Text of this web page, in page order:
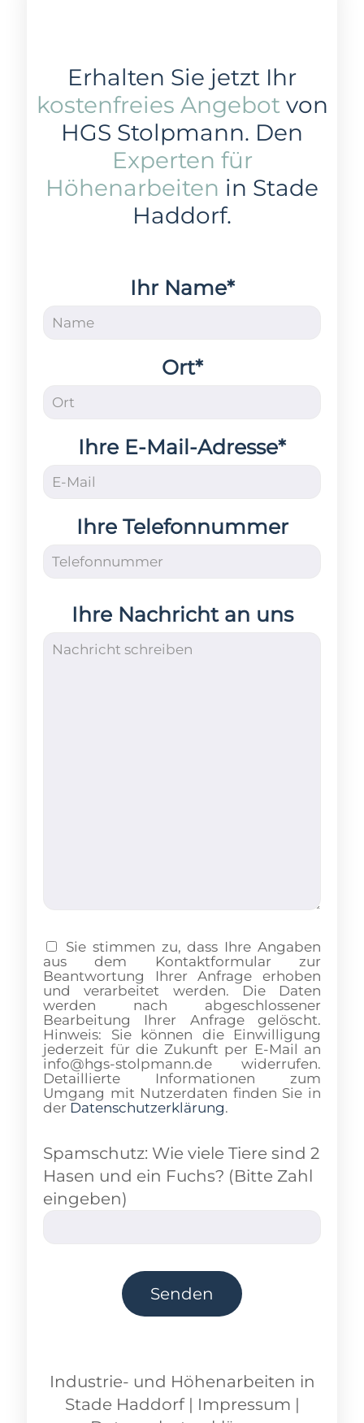
Erhalten Sie jetzt Ihr
kostenfreies Angebotvon
HGS Stolpmann. Den
Experten für
Höhenarbeiten in Stade
Haddorf.
Ihr Name*
Ort*
Ihre E-Mail-Adresse*
Ihre Telefonnummer
Ihre Nachricht an uns
Sie stimmen zu, dass Ihre Angaben
aus dem Kontaktformular zur
Beantwortung Ihrer Anfrage erhoben
und verarbeitet werden. Die Daten
werden nach abgeschlossener
Bearbeitung Ihrer Anfrage gelöscht.
Hinweis: Sie können die Einwilligung
jederzeit für die Zukunft per E-Mail an
info@hgs-stolpmann.de widerrufen.
Detaillierte Informationen zum
Umgang mit Nutzerdaten finden Sie in
der Datenschutzerklärung.
Spamschutz: Wie viele Tiere sind 2
Hasen und ein Fuchs? (Bitte Zahl
eingeben)
Industrie- und Höhenarbeiten in
Stade Haddorf| Impressum |